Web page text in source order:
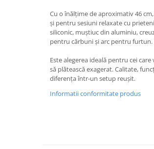
Cu o înălțime de aproximativ 46
și pentru sesiuni relaxate cu
siliconic, muștiuc din aluminiu,
pentru cărbuni și arc pentru
Este alegerea ideală pentru cei
să plătească exagerat. Calitate,
diferența într-un setup reușit.
Informatii conformitate produs